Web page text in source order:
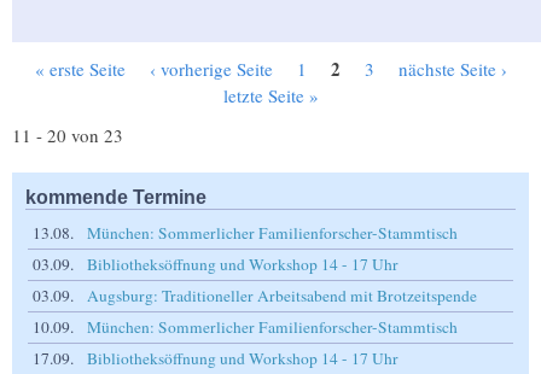
Seiten
« erste Seite ‹ vorherige Seite 1 2 3
nächste Seite ›
letzte Seite »
11 - 20 von 23
kommende Termine
13.08.
München: Sommerlicher Familienforscher-Stammtisch
03.09.
Bibliotheksöffnung und Workshop 14 - 17 Uhr
03.09.
Augsburg: Traditioneller Arbeitsabend mit Brotzeitspende
10.09.
München: Sommerlicher Familienforscher-Stammtisch
17.09.
Bibliotheksöffnung und Workshop 14 - 17 Uhr